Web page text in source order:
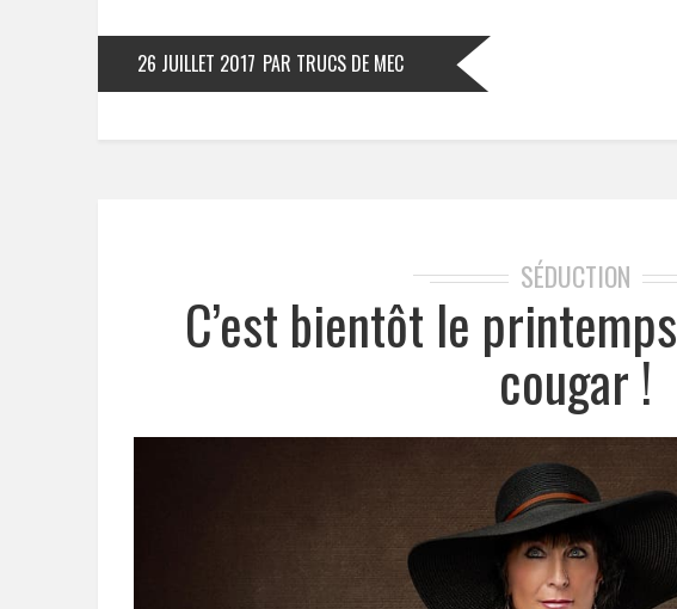
26 JUILLET 2017 PAR TRUCS DE MEC
SÉDUCTION
C’est bientôt le
cougar !